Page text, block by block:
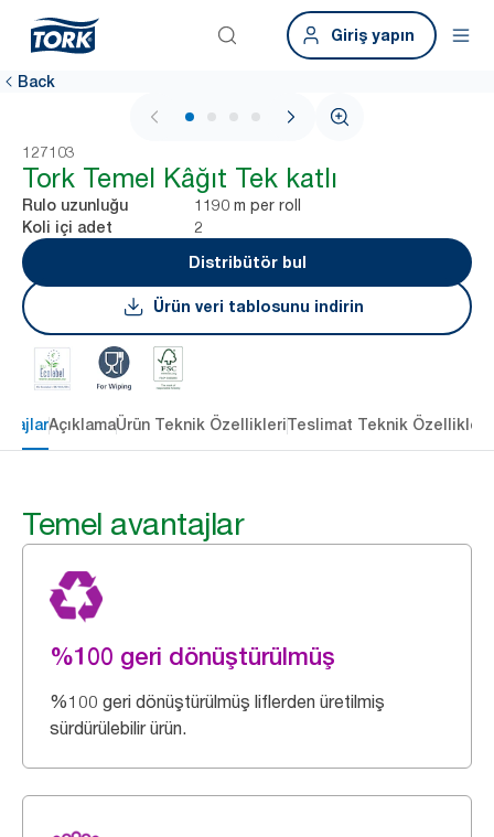
Giriş yapın
Back
1 / 4
127103
Tork Temel Kâğıt Tek katlı
Rulo uzunluğu 1190 m per roll
Koli içi adet
2
Distribütör bul
Ürün veri tablosunu indirin
AçıklamaÜrün Teknik ÖzellikleriTeslimat Teknik Özellikleri
Temel avantajlar
%100 geri dönüştürülmüş
%100 geri dönüştürülmüş liflerden üretilmiş
sürdürülebilir ürün.